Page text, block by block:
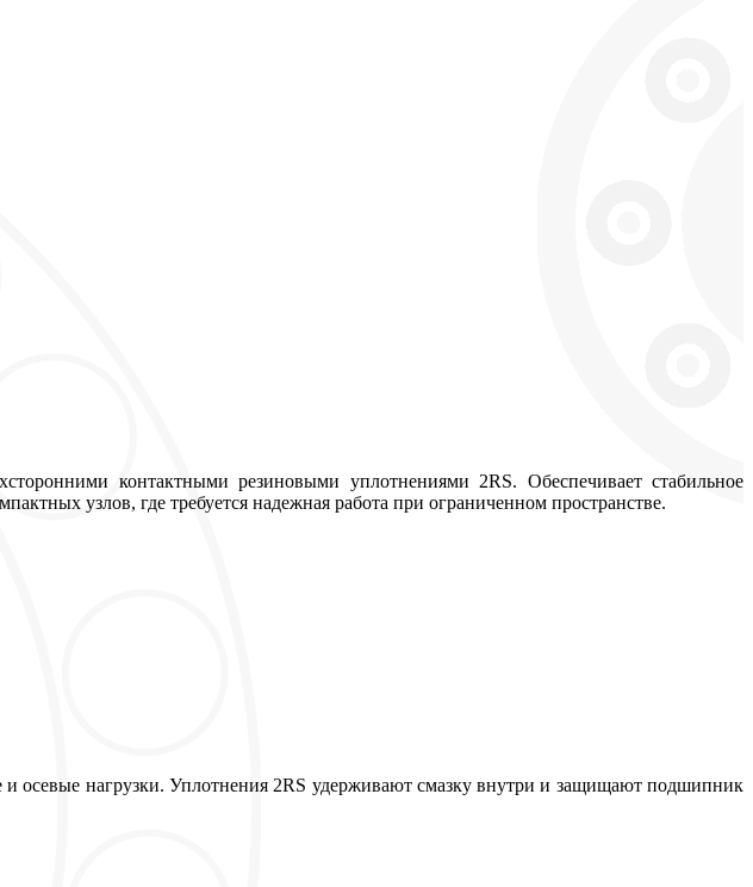
контактными резиновыми уплотнениями 2RS. Обеспечивает стабильное
узлов, где требуется надежная работа при ограниченном пространстве.
осевые нагрузки. Уплотнения 2RS удерживают смазку внутри и защищают подшипник